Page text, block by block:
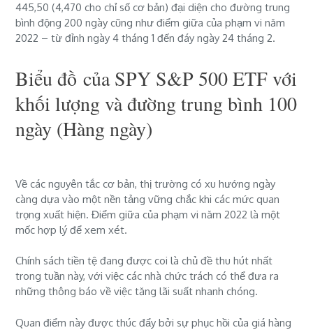
445,50 (4,470 cho chỉ số cơ bản) đại diện cho đường trung
bình động 200 ngày cũng như điểm giữa của phạm vi năm
2022 – từ đỉnh ngày 4 tháng 1 đến đáy ngày 24 tháng 2.
Biểu đồcủa SPY S&P 500 ETF với
khối lượng và đường trung bình 100
ngày (Hàng ngày)
Về các nguyên tắc cơ bản, thị trường có xu hướng ngày
càng dựa vào một nền tảng vững chắc khi các mức quan
trọng xuất hiện.Điểm giữa của phạm vi năm 2022 là một
mốc hợp lý để xem xét.
Chính sách tiền tệ đang được coi là chủ đề thu hút nhất
trong tuần này, với việc các nhà chức trách có thể đưa ra
những thông báo về việc tăng lãi suất nhanh chóng.
Quan điểm này được thúc đẩy bởi sự phục hồi của giá hàng